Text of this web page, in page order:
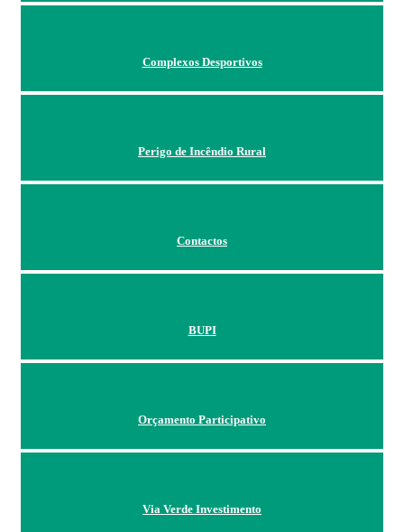
Complexos Desportivos
Perigo de Incêndio Rural
Contactos
BUPI
Orçamento Participativo
Via Verde Investimento